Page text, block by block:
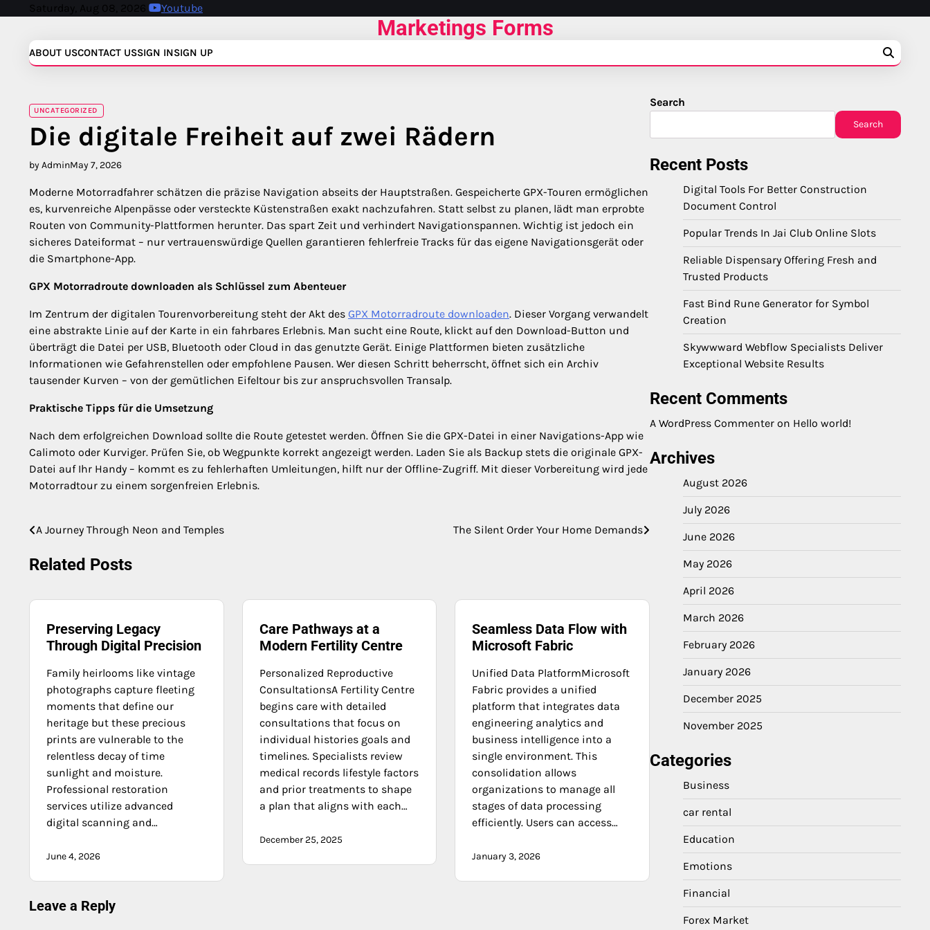
Saturday, Aug 08, 2026 Youtube
Marketings Forms
ABOUT USCONTACT USSIGN INSIGN UP
UNCATEGORIZED
Die digitale Freiheit auf zwei Rädern
by AdminMay 7, 2026
Moderne Motorradfahrer schätzen die präzise Navigation abseits der Hauptstraßen. Gespeicherte GPX-Touren ermöglichen
es, kurvenreiche Alpenpässe oder versteckte Küstenstraßen exakt nachzufahren. Statt selbst zu planen, lädt man erprobte
Routen von Community-Plattformen herunter. Das spart Zeit und verhindert Navigationspannen. Wichtig ist jedoch ein
sicheres Dateiformat – nur vertrauenswürdige Quellen garantieren fehlerfreie Tracks für das eigene Navigationsgerät oder
die Smartphone-App.
GPX Motorradroute downloaden als Schlüssel zum Abenteuer
Im Zentrum der digitalen Tourenvorbereitung steht der Akt des GPX Motorradroute downloaden. Dieser Vorgang verwandelt
eine abstrakte Linie auf der Karte in ein fahrbares Erlebnis. Man sucht eine Route, klickt auf den Download-Button und
überträgt die Datei per USB, Bluetooth oder Cloud in das genutzte Gerät. Einige Plattformen bieten zusätzliche
Informationen wie Gefahrenstellen oder empfohlene Pausen. Wer diesen Schritt beherrscht, öffnet sich ein Archiv
tausender Kurven – von der gemütlichen Eifeltour bis zur anspruchsvollen Transalp.
Praktische Tipps für die Umsetzung
Nach dem erfolgreichen Download sollte die Route getestet werden. Öffnen Sie die GPX-Datei in einer Navigations-App wie
Calimoto oder Kurviger. Prüfen Sie, ob Wegpunkte korrekt angezeigt werden. Laden Sie als Backup stets die originale GPX-
Datei auf Ihr Handy – kommt es zu fehlerhaften Umleitungen, hilft nur der Offline-Zugriff. Mit dieser Vorbereitung wird jede
Motorradtour zu einem sorgenfreien Erlebnis.
Post
navigation
A Journey Through Neon and Temples The Silent Order Your Home Demands
Related Posts
Preserving Legacy
Through Digital Precision
Family heirlooms like vintage
photographs capture fleeting
moments that define our
heritage but these precious
prints are vulnerable to the
relentless decay of time
sunlight and moisture.
Professional restoration
services utilize advanced
digital scanning and…
June 4, 2026
Care Pathways at a
Modern Fertility Centre
Personalized Reproductive
ConsultationsA Fertility Centre
begins care with detailed
consultations that focus on
individual histories goals and
timelines. Specialists review
medical records lifestyle factors
and prior treatments to shape
a plan that aligns with each…
December 25, 2025
Seamless Data Flow with
Microsoft Fabric
Unified Data PlatformMicrosoft
Fabric provides a unified
platform that integrates data
engineering analytics and
business intelligence into a
single environment. This
consolidation allows
organizations to manage all
stages of data processing
efficiently. Users can access…
January 3, 2026
Leave a Reply
Search
Search
Recent Posts
Digital Tools For Better Construction
Document Control
Popular Trends In Jai Club Online Slots
Reliable Dispensary Offering Fresh and
Trusted Products
Fast Bind Rune Generator for Symbol
Creation
Skywwward Webflow Specialists Deliver
Exceptional Website Results
Recent Comments
A WordPress Commenter on Hello world!
Archives
August 2026
July 2026
June 2026
May 2026
April 2026
March 2026
February 2026
January 2026
December 2025
November 2025
Categories
Business
car rental
Education
Emotions
Financial
Forex Market